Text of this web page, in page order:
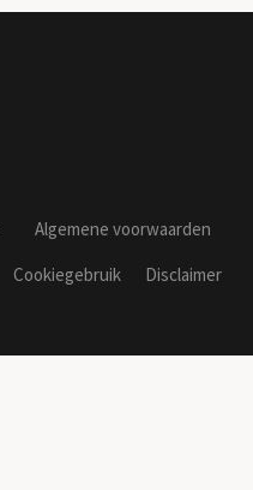
Algemene voorwaarden
Cookiegebruik
Disclaimer